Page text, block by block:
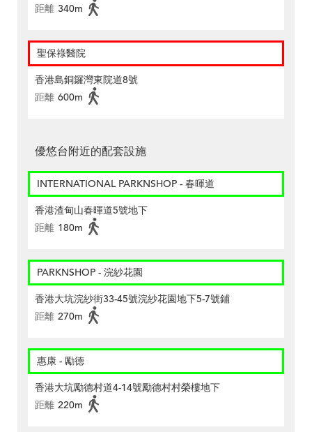
距離 340m
聖保祿醫院
香港島銅鑼灣東院道8號
距離 600m
優悠台附近的配套設施
INTERNATIONAL PARKNSHOP - 春暉道
香港渣甸山春暉道5號地下
距離 180m
PARKNSHOP - 浣紗花園
香港大坑浣紗街33-45號浣紗花園地下5-7號鋪
距離 270m
惠康 - 勵德
香港大坑勵德村道4-14號勵德村村榮樓地下
距離 220m